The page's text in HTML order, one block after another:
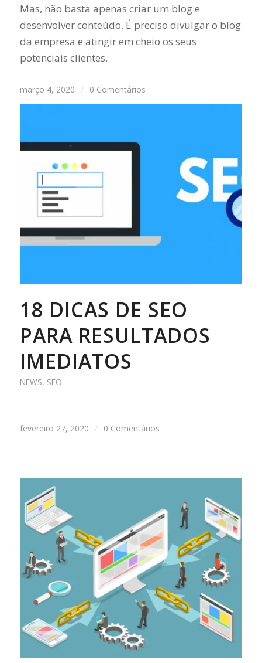
Mas, não basta apenas criar um blog e
desenvolver conteúdo. É preciso divulgar o blog
da empresa e atingir em cheio os seus
potenciais clientes.
março 4, 2020 / 0 Comentários
18 DICAS DE SEO
PARA RESULTADOS
IMEDIATOS
NEWS, SEO
fevereiro 27, 2020 / 0 Comentários